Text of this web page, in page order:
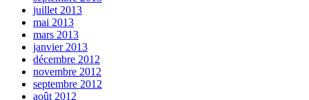
juillet 2013
mai 2013
mars 2013
janvier 2013
décembre 2012
novembre 2012
septembre 2012
août 2012